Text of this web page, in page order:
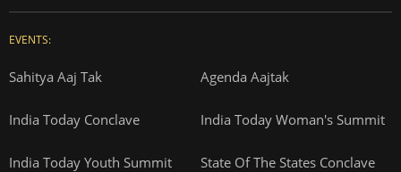
EVENTS:
Sahitya Aaj Tak Agenda Aajtak
India Today Conclave India Today Woman's Summit
India Today Youth Summit State Of The States Conclave